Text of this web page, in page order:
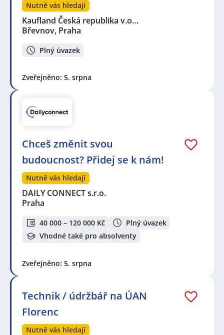
Nutně vás hledají
Kaufland Česká republika v.o…
Břevnov, Praha
Plný úvazek
Zveřejněno: 5. srpna
Chceš změnit svou
budoucnost? Přidej se k nám!
Nutně vás hledají
DAILY CONNECT s.r.o.
Praha
40 000 – 120 000 Kč
Plný úvazek
Vhodné také pro absolventy
Zveřejněno: 5. srpna
Technik / údržbář na ÚAN
Florenc
Nutně vás hledají